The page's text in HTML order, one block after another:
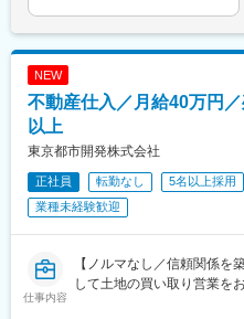
NEW
不動産仕入／月給40万円
以上
東京都市開発株式会社
正社員 転勤なし 5名以上採用
業種未経験歓迎
仕事内容
【ノルマなし／信頼関係を
して土地の買い取り営業を